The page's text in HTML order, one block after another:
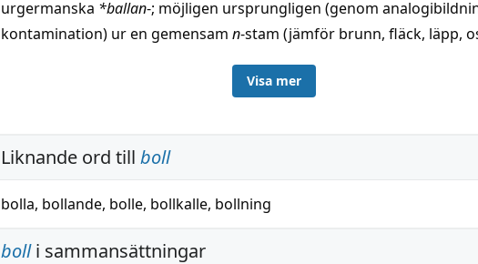
urgermanska *ballan-; möjligen ursprungligen (genom
kontamination) ur en gemensam n-stam (jämför brunn, fläck, läpp,
med flera - Samma ord är svenska dialektball
Visa mer
Liknande ord till boll
bolla, bollande, bolle, bollkalle, bollning
bolli sammansättningar